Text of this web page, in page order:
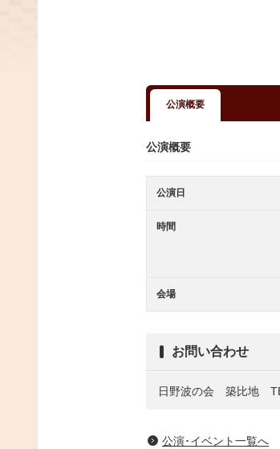
公演概要
公演概要
公演日
時間
会場
お問い合わせ
日野波の会 築比地
公演･イベント一覧へ